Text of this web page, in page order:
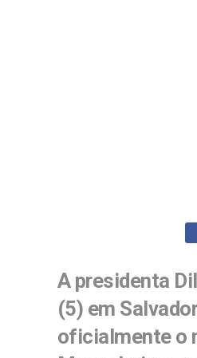
A presidenta
(5) em
oficialmente o